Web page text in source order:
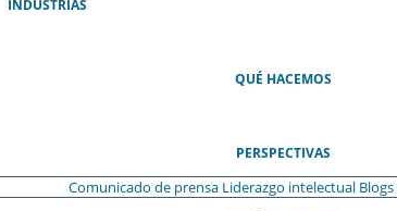
INDUSTRIAS
QUÉ HACEMOS
PERSPECTIVAS
Comunicado de prensa Liderazgo intelectual Blogs